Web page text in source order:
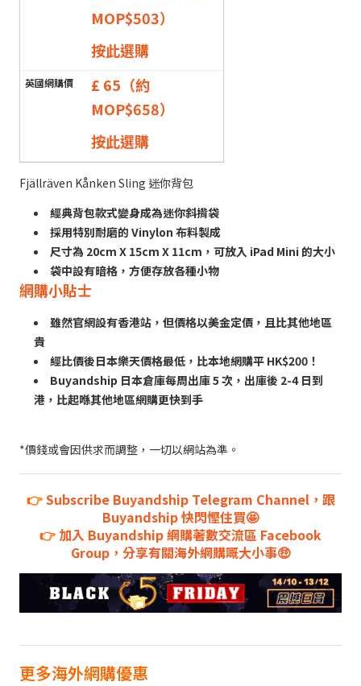
MOP$503）
按此選購
£ 65（約
MOP$658）
按此選購
Fjällräven Kånken Sling 迷你背包
經典背包款式變身成為迷你斜揹袋
採用特別耐磨的 Vinylon 布料製成
尺寸為 20cm X 15cm X 11cm，可放入 iPad Mini 的大小
袋中設有暗格，方便存放各種小物
網購小貼士
雖然官網設有香港站，但價格以美金定價，且比其他地區
貴
經比價後日本樂天價格最低，比本地網購平 HK$200！
Buyandship 日本倉庫每周出庫 5 次，出庫後 2-4 日到
港，比起喺其他地區網購更快到手
*價錢或會因供求而調整，一切以網站為準。
👉Subscribe Buyandship Telegram Channel，跟
Buyandship 快閃慳住買🤩
👉 加入 Buyandship 網購著數交流區 Facebook
Group，分享有關海外網購嘅大小事🤑
更多海外網購優惠